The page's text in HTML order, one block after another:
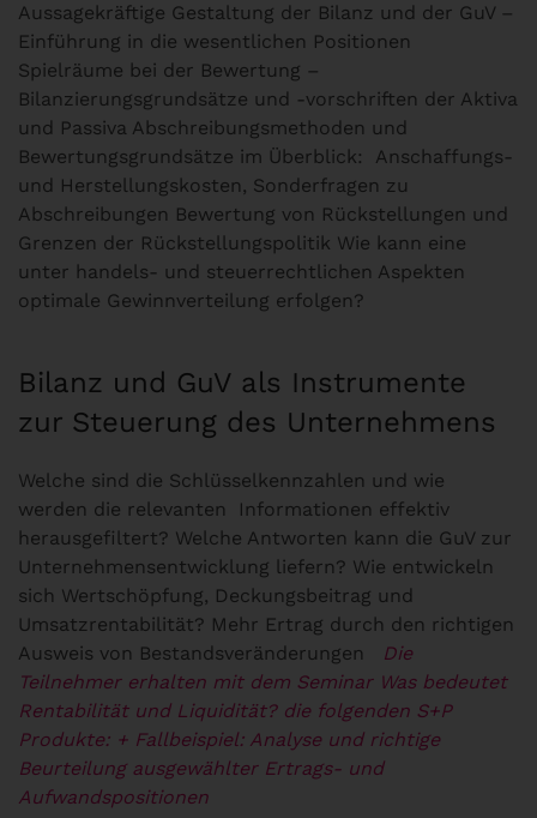
Aussagekräftige Gestaltung der Bilanz und der GuV –
Einführung in die wesentlichen Positionen
Spielräume bei der Bewertung –
Bilanzierungsgrundsätze und -vorschriften der Aktiva
und Passiva Abschreibungsmethoden und
Bewertungsgrundsätze im Überblick: Anschaffungs-
und Herstellungskosten, Sonderfragen zu
Abschreibungen Bewertung von Rückstellungen und
Grenzen der Rückstellungspolitik Wie kann eine
unter handels- und steuerrechtlichen Aspekten
optimale Gewinnverteilung erfolgen?
Bilanz und GuV als Instrumente
zur Steuerung des Unternehmens
Welche sind die Schlüsselkennzahlen und wie
werden die relevanten Informationen effektiv
herausgefiltert? Welche Antworten kann die GuV zur
Unternehmensentwicklung liefern? Wie entwickeln
sich Wertschöpfung, Deckungsbeitrag und
Umsatzrentabilität? Mehr Ertrag durch den richtigen
Ausweis von Bestandsveränderungen
Die
Teilnehmer erhalten mit dem Seminar Was bedeutet
Rentabilität und Liquidität? die folgenden S+P
Produkte: + Fallbeispiel: Analyse und richtige
Beurteilung ausgewählter Ertrags- und
Aufwandspositionen